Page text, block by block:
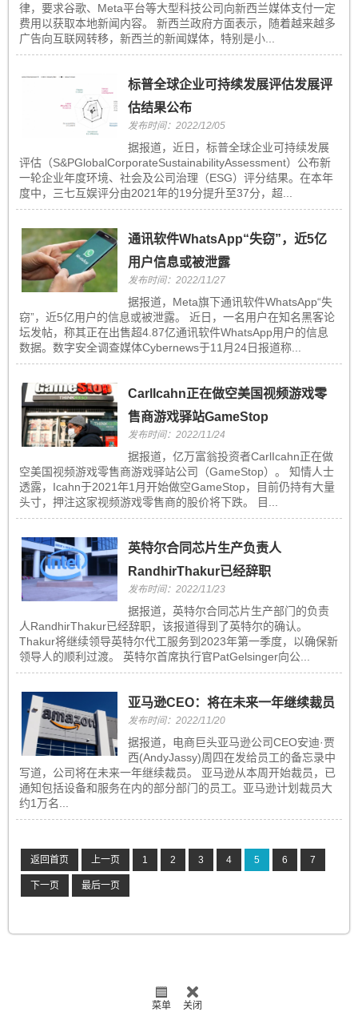
律，要求谷歌、Meta平台等大型科技公司向新西兰媒体支付一定
费用以获取本地新闻内容。 新西兰政府方面表示，随着越来越多
广告向互联网转移，新西兰的新闻媒体，特别是小...
标普全球企业可持续发展评估发展评
估结果公布
发布时间：2022/12/05
据报道，近日，标普全球企业可持续发展
评估（S&PGlobalCorporateSustainabilityAssessment）公布新
一轮企业年度环境、社会及公司治理（ESG）评分结果。在本年
度中，三七互娱评分由2021年的19分提升至37分，超...
通讯软件WhatsApp“失窃”，近5亿
用户信息或被泄露
发布时间：2022/11/27
据报道，Meta旗下通讯软件WhatsApp“失
窃”，近5亿用户的信息或被泄露。 近日，一名用户在知名黑客论
坛发帖，称其正在出售超4.87亿通讯软件WhatsApp用户的信息
数据。数字安全调查媒体Cybernews于11月24日报道称...
CarlIcahn正在做空美国视频游戏零
售商游戏驿站GameStop
发布时间：2022/11/24
据报道，亿万富翁投资者CarlIcahn正在做
空美国视频游戏零售商游戏驿站公司（GameStop）。 知情人士
透露，Icahn于2021年1月开始做空GameStop，目前仍持有大量
头寸，押注这家视频游戏零售商的股价将下跌。 目...
英特尔合同芯片生产负责人
RandhirThakur已经辞职
发布时间：2022/11/23
据报道，英特尔合同芯片生产部门的负责
人RandhirThakur已经辞职，该报道得到了英特尔的确认。
Thakur将继续领导英特尔代工服务到2023年第一季度，以确保新
领导人的顺利过渡。 英特尔首席执行官PatGelsinger向公...
亚马逊CEO：将在未来一年继续裁员
发布时间：2022/11/20
据报道，电商巨头亚马逊公司CEO安迪·贾
西(AndyJassy)周四在发给员工的备忘录中
写道，公司将在未来一年继续裁员。 亚马逊从本周开始裁员，已
通知包括设备和服务在内的部分部门的员工。亚马逊计划裁员大
约1万名...
返回首页 上一页 1 2 3 4 5 6 7
下一页 最后一页
菜单 关闭